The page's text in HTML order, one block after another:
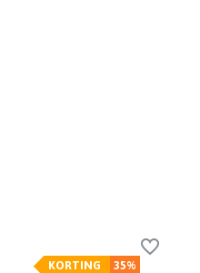
35%
KORTING